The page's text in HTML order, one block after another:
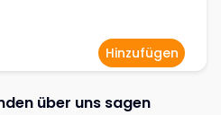
Hinzufügen
über uns sagen